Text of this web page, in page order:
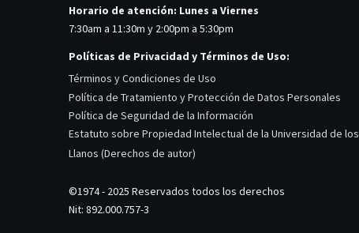
Horario de atención: Lunes a Viernes
7:30am a 11:30m y 2:00pm a 5:30pm
Políticas de Privacidad y Términos de Uso:
Términos y Condiciones de Uso
Política de Tratamiento y Protección de Datos Personales
Política de Seguridad de la Información
Estatuto sobre Propiedad Intelectual de la Universidad de los
Llanos (Derechos de autor)
©1974 - 2025 Reservados todos los derechos
Nit: 892.000.757-3